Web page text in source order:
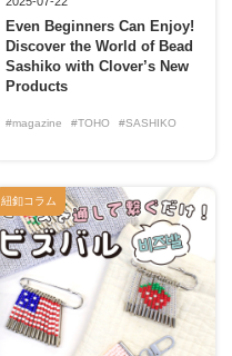
Even Beginners Can Enjoy!
Discover the World of Bead
Sashiko with Clover’s New
Products
#magazine #TOHO #SASHIKO
紐釦コラム